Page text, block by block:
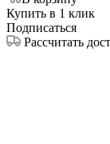
Купить в 1 клик
Подписаться
Рассчитать